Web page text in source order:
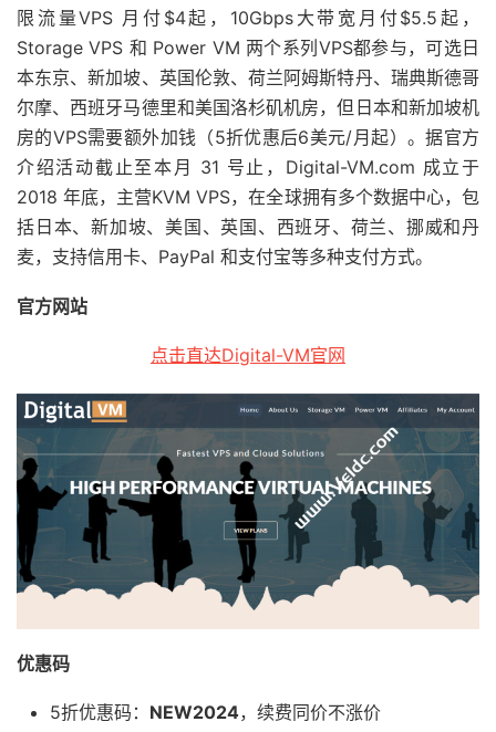
限流量VPS 月付$4起，10Gbps大带宽月付$5.5起，
Storage VPS 和 Power VM 两个系列VPS都参与，可选日
本东京、新加坡、英国伦敦、荷兰阿姆斯特丹、瑞典斯德哥
尔摩、西班牙马德里和美国洛杉矶机房，但日本和新加坡机
房的VPS需要额外加钱（5折优惠后6美元/月起）。据官方
介绍活动截止至本月 31 号止，Digital-VM.com 成立于
2018 年底，主营KVM VPS，在全球拥有多个数据中心，包
括日本、新加坡、美国、英国、西班牙、荷兰、挪威和丹
麦，支持信用卡、PayPal 和支付宝等多种支付方式。
官方网站
点击直达Digital-VM官网
优惠码
5折优惠码： NEW2024，续费同价不涨价